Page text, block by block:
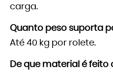
carga.
Quanto peso suporta
Até 40 kg por rolete.
De que material é feito